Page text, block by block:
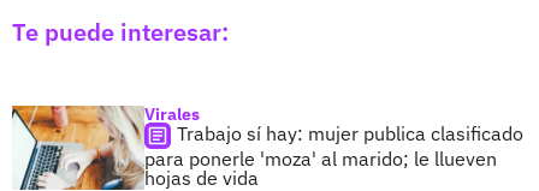
Te puede interesar:
Virales
Trabajo sí hay: mujer publica clasificado
para ponerle 'moza' al marido; le llueven
hojas de vida